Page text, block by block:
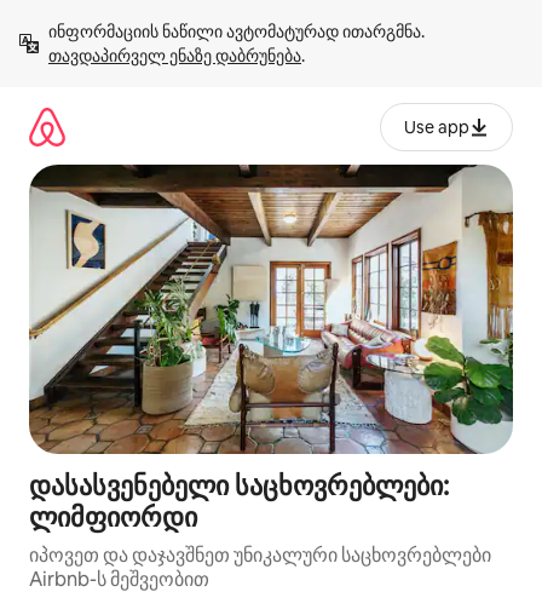
გადასვლა
თავდაპირველ ენაზე დაბრუნება.
Use app
დასასვენებელი საცხოვრებლები:
ლიმფიორდი
იპოვეთ და დაჯავშნეთ უნიკალური საცხოვრებლები
Airbnb-ს მეშვეობით